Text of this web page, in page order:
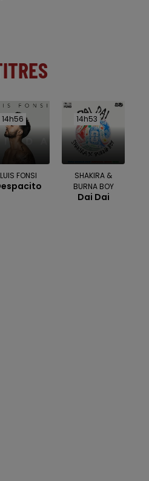
14h56
14h56
LUIS FONSI
14h53
14h53
SHAKIRA &
BURNA BOY
Dai Dai